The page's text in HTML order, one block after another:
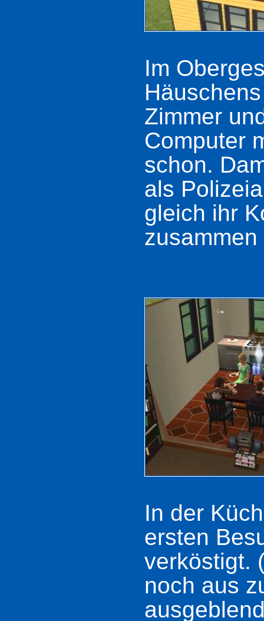
Im
Zimmer
Computer
schon.
als
gleich ihr
In der
ersten
verköstigt.
noch aus